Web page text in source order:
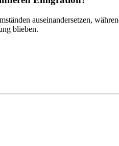
auseinandersetzen,
blieben.